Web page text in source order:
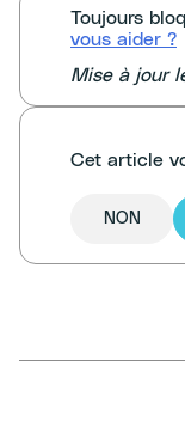
Toujours
vous aider ?
Mise à jour
Cet article
NON